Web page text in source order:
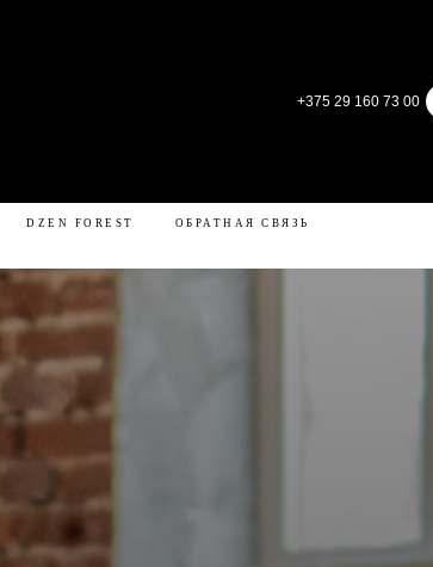
+375 29 160 73 00
DZEN FOREST ОБРАТНАЯ СВЯЗЬ